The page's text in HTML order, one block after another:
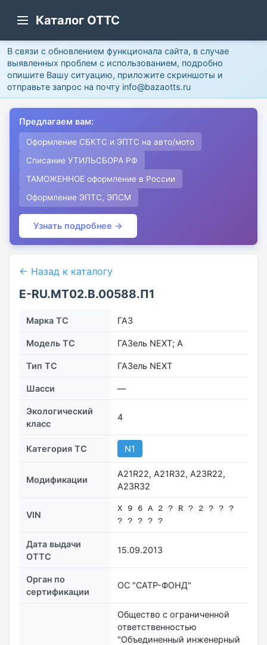
Каталог ОТТС
В связи с обновлением функционала сайта, в случае
выявленных проблем с использованием, подробно
опишите Вашу ситуацию, приложите скриншоты и
отправьте запрос на почту info@bazaotts.ru
Предлагаем вам:
Оформление СБКТС и ЭПТС на авто/мото
Списание УТИЛЬСБОРА РФ
ТАМОЖЕННОЕ оформление в России
Оформление ЭПТС, ЭПСМ
Узнать подробнее →
← Назад к каталогу
E-RU.МТ02.B.00588.П1
Марка ТС ГАЗ
Модель ТС ГАЗель NEXT; А
Тип ТС ГАЗель NEXT
Шасси ––
Экологический
класс
4
Категория ТС N1
Модификации
А21R22, A21R32, А23R22,
A23R32
VIN
Х 9 6 A 2 ? R ? 2 ? ? ?
? ? ? ? ?
Дата выдачи
ОТТС
15.09.2013
Орган по
сертификации
ОС "САТР-ФОНД"
Общество с ограниченной
ответственностью
"Объединенный инженерный